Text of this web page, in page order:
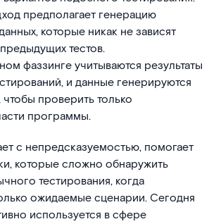
предполагает генерацию
которые никак не зависят
тестов.
фаззинге учитываются результаты
и данные генерируются
проверить только
программы.
с непредсказуемостью, помогает
которые сложно обнаружить
тестирования, когда
ожидаемые сценарии. Сегодня
используется в сфере